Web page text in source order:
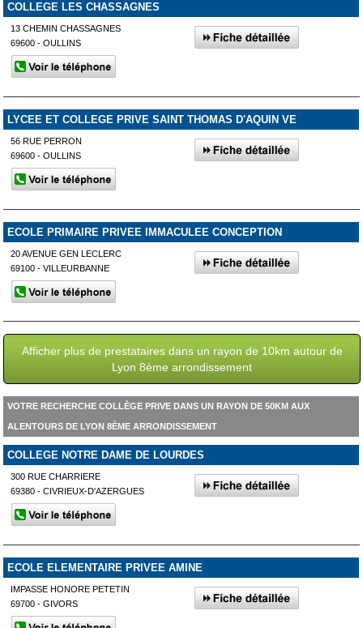
COLLEGE LES CHASSAGNES
13 CHEMIN CHASSAGNES
69600 - OULLINS
LYCEE ET COLLEGE PRIVE SAINT THOMAS D'AQUIN VE
56 RUE PERRON
69600 - OULLINS
ECOLE PRIMAIRE PRIVEE IMMACULEE CONCEPTION
20 AVENUE GEN LECLERC
69100 - VILLEURBANNE
Afficher plus de prestataires dans un rayon de 10km autour de
Lyon 8ème arrondissement
VOTRE RECHERCHE COLLÈGE PRIVE DANS UN RAYON DE 50KM AUX
ALENTOURS DE LYON 8ÈME ARRONDISSEMENT
COLLEGE NOTRE DAME DE LOURDES
300 RUE CHARRIERE
69380 - CIVRIEUX-D'AZERGUES
ECOLE ELEMENTAIRE PRIVEE AMINE
IMPASSE HONORE PETETIN
69700 - GIVORS